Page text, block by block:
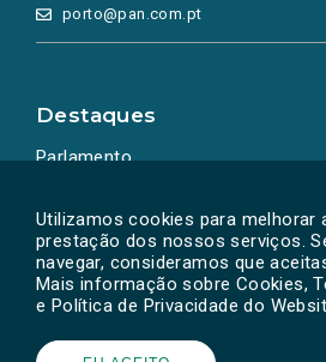
Utilizamos cookies para melhorar
prestação dos nossos serviços.
navegar, consideramos que
Mais informação sobre Cookies,
e Política de Privacidade do
porto@pan.com.pt
Destaques
Parlamento